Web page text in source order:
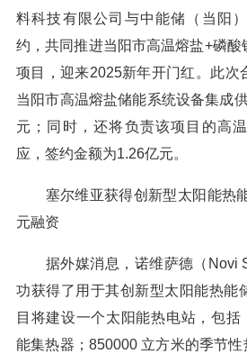
料科技有限公司与中能储（当阳
约，共同推进当阳市高温熔盐+磷
项目，迎来2025新年开门红。此次
当阳市高温熔盐储能系统设备集成
元；同时，还将负责该项目的高
应，签约金额为1.26亿元。
塞尔维亚获得创新型太阳能热
元融资
据外媒消息，诺维萨德（Novi
功获得了用于其创新型太阳能热能
目将建设一个太阳能热电站，包括
能集热器；850000 立方米的季节